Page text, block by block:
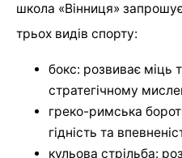
школа «Вінниця»
трьох видів спорту:
бокс: розвиває міць
стратегічному
греко-римська
гідність та
кульова стрільба: